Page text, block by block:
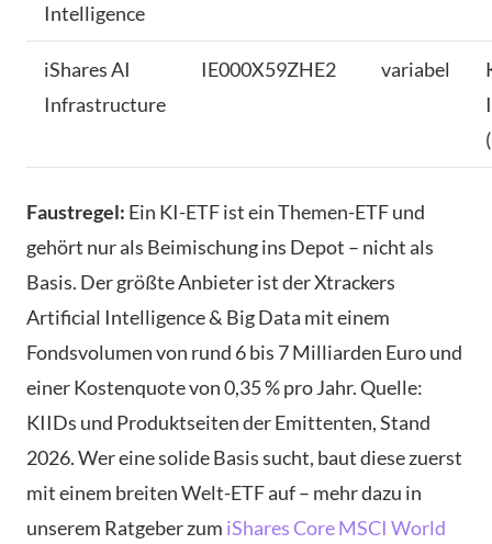
Intelligence
iShares AI
Infrastructure
IE000X59ZHE2 variabel
Faustregel: Ein KI-ETF ist ein Themen-ETF und
gehört nur als Beimischung ins Depot – nicht als
Basis. Der größte Anbieter ist der Xtrackers
Artificial Intelligence & Big Data mit einem
Fondsvolumen von rund 6 bis 7 Milliarden Euro und
einer Kostenquote von 0,35 % pro Jahr. Quelle:
KIIDs und Produktseiten der Emittenten, Stand
2026. Wer eine solide Basis sucht, baut diese zuerst
mit einem breiten Welt-ETF auf – mehr dazu in
unserem Ratgeber zum iShares Core MSCI World